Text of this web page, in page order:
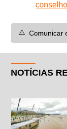
⚠️ Comunicar
NOTÍCIAS